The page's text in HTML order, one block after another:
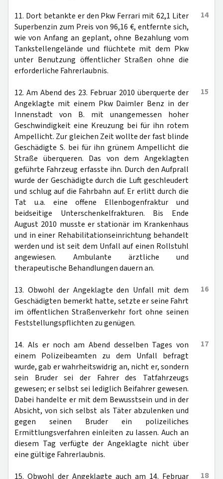
14
11. Dort betankte er den Pkw Ferrari mit 62,1 Liter
Superbenzin zum Preis von 96,16 €, entfernte sich,
wie von Anfang an geplant, ohne Bezahlung vom
Tankstellengelände und flüchtete mit dem Pkw
unter Benutzung öffentlicher Straßen ohne die
erforderliche Fahrerlaubnis.
15
12. Am Abend des 23. Februar 2010 überquerte der
Angeklagte mit einem Pkw Daimler Benz in der
Innenstadt von B. mit unangemessen hoher
Geschwindigkeit eine Kreuzung bei für ihn rotem
Ampellicht. Zur gleichen Zeit wollte der fast blinde
Geschädigte S. bei für ihn grünem Ampellicht die
Straße überqueren. Das von dem Angeklagten
geführte Fahrzeug erfasste ihn. Durch den Aufprall
wurde der Geschädigte durch die Luft geschleudert
und schlug auf die Fahrbahn auf. Er erlitt durch die
Tat u.a. eine offene Ellenbogenfraktur und
beidseitige Unterschenkelfrakturen. Bis Ende
August 2010 musste er stationär im Krankenhaus
und in einer Rehabilitationseinrichtung behandelt
werden und ist seit dem Unfall auf einen Rollstuhl
angewiesen. Ambulante ärztliche und
therapeutische Behandlungen dauern an.
16
13. Obwohl der Angeklagte den Unfall mit dem
Geschädigten bemerkt hatte, setzte er seine Fahrt
im öffentlichen Straßenverkehr fort ohne seinen
Feststellungspflichten zu genügen.
17
14. Als er noch am Abend desselben Tages von
einem Polizeibeamten zu dem Unfall befragt
wurde, gab er wahrheitswidrig an, nicht er, sondern
sein Bruder sei der Fahrer des Tatfahrzeugs
gewesen; er selbst sei lediglich Beifahrer gewesen.
Dabei handelte er mit dem Bewusstsein und in der
Absicht, von sich selbst als Täter abzulenken und
gegen seinen Bruder ein polizeiliches
Ermittlungsverfahren einleiten zu lassen. Auch an
diesem Tag verfügte der Angeklagte nicht über
eine gültige Fahrerlaubnis.
18
15. Obwohl der Angeklagte auch am 14. Februar